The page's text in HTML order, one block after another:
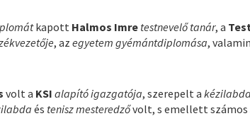
kapott Halmos Imre testnevelő tanár, a
, azegyetem gyémántdiplomása,
volt a KSI alapító igazgatója, szerepelt a
és tenisz mesteredzővolt, s emellett számos